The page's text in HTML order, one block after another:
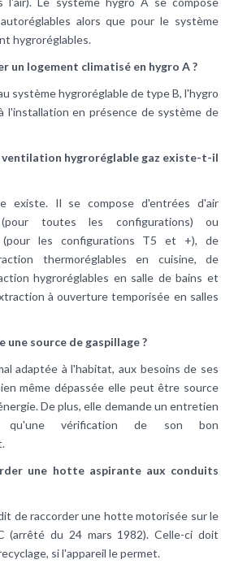
alors que pour le système
hygroréglables.
un logement climatisé en hygro A ?
système hygroréglable de type B, l'hygro
l'installation en présence de système de
ventilation hygroréglable gaz existe-t-il
existe. Il se compose d'entrées d'air
(pour toutes les configurations) ou
(pour les configurations T5 et +), de
thermoréglables en cuisine, de
hygroréglables en salle de bains et
à ouverture temporisée en salles
une source de gaspillage ?
adaptée à l'habitat, aux besoins de ses
même dépassée elle peut être source
De plus, elle demande un entretien
qu'une vérification de son bon
une hotte aspirante aux conduits
de raccorder une hotte motorisée sur le
(arrêté du 24 mars 1982). Celle-ci doit
si l'appareil le permet.